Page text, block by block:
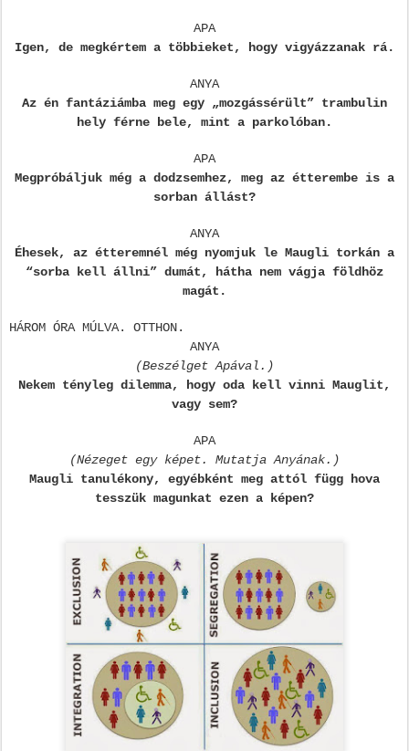
APA
Igen, de megkértem a többieket, hogy vigyázzanak rá.
ANYA
Az én fantáziámba meg egy „mozgássérült” trambulin
hely férne bele, mint a parkolóban.
APA
Megpróbáljuk még a dodzsemhez, meg az étterembe is a
sorban állást?
ANYA
Éhesek, az étteremnél még nyomjuk le Maugli torkán a
“sorba kell állni” dumát, hátha nem vágja földhöz
magát.
HÁROM ÓRA MÚLVA. OTTHON.
ANYA
(Beszélget Apával.)
Nekem tényleg dilemma, hogy oda kell vinni Mauglit,
vagy sem?
APA
(Nézeget egy képet. Mutatja Anyának.)
Maugli tanulékony, egyébként meg attól függ hova
tesszük magunkat ezen a képen?